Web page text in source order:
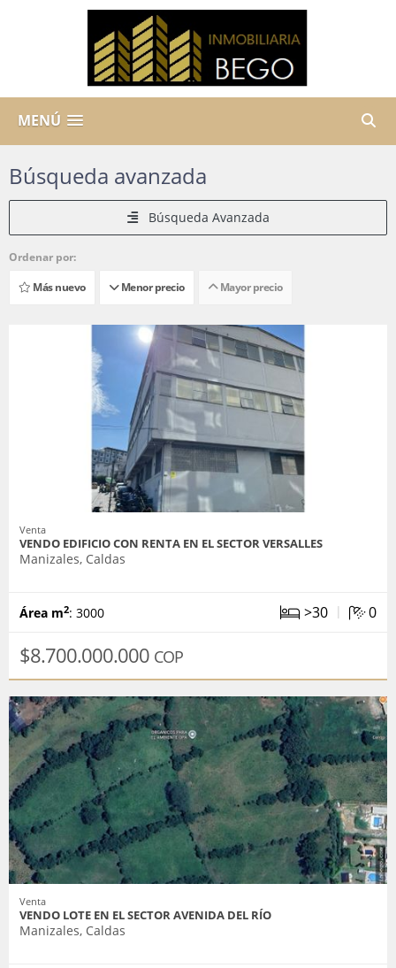
MENÚ
Búsqueda avanzada
Búsqueda Avanzada
Ordenar por:
Más nuevo
Menor precio Mayor precio
Venta
VENDO EDIFICIO CON RENTA EN EL SECTOR VERSALLES
Manizales, Caldas
Área m2: 3000 >30 | 0
$8.700.000.000 COP
Venta
VENDO LOTE EN EL SECTOR AVENIDA DEL RÍO
Manizales, Caldas